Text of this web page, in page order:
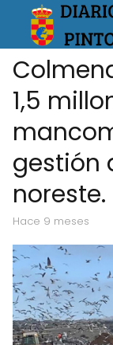
1,5
gestión
noreste.
hace 9 meses